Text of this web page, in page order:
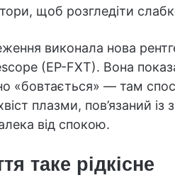
щоб розгледіти
виконала нова
(EP-FXT). Вона
«бовтається» — там
плазми, пов’язаний
від спокою.
таке рідкісне